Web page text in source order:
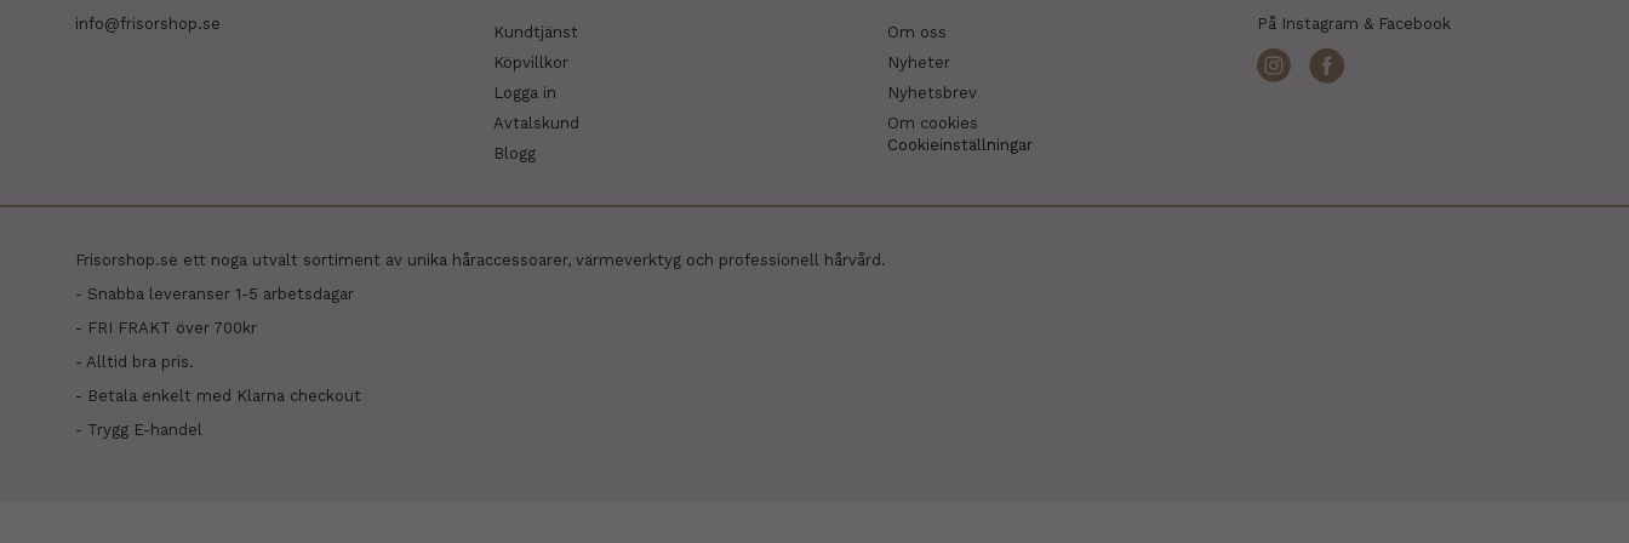
info@frisorshop.se
Kundtjänst
Köpvillkor
Logga in
Avtalskund
Blogg
Om oss
Nyheter
Nyhetsbrev
Om cookies
Cookieinställningar
På Instagram & Facebook
Frisorshop.se ett noga utvalt sortiment av unika håraccessoarer, värmeverktyg och professionell hårvård.
- Snabba leveranser 1-5 arbetsdagar
- FRI FRAKT över 700kr
- Alltid bra pris.
- Betala enkelt med Klarna checkout
- Trygg E-handel